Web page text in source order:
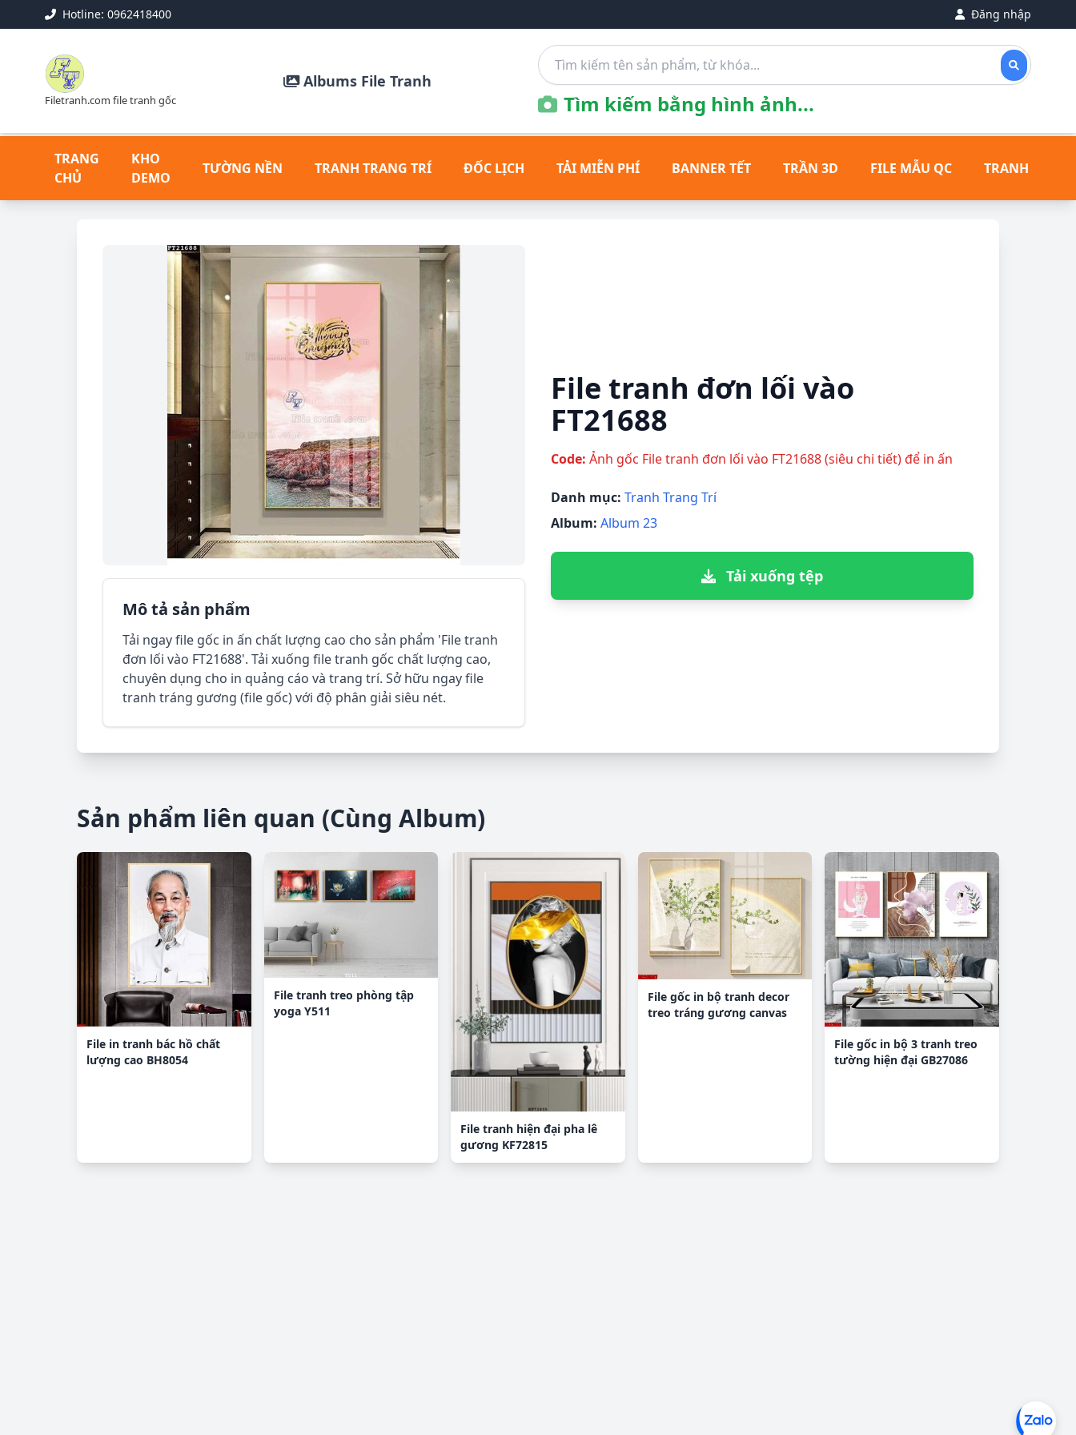
Hotline: 0962418400 Đăng nhập
Filetranh.com file tranh gốc
Albums File Tranh
Tìm kiếm bằng hình ảnh...
TRANG
CHỦ
KHO
DEMO
TƯỜNG NỀN TRANH TRANG TRÍ ĐỐC LỊCH TẢI MIỄN PHÍ BANNER TẾT TRẦN 3D FILE MẪU QC TRANH ĐỒNG
Mô tả sản phẩm
Tải ngay file gốc in ấn chất lượng cao cho sản phẩm 'File tranh
đơn lối vào FT21688'. Tải xuống file tranh gốc chất lượng cao,
chuyên dụng cho in quảng cáo và trang trí. Sở hữu ngay file
tranh tráng gương (file gốc) với độ phân giải siêu nét.
File tranh đơn lối vào
FT21688
Code: Ảnh gốc File tranh đơn lối vào FT21688 (siêu chi tiết) để in ấn
Danh mục: Tranh Trang Trí
Album: Album 23
Tải xuống tệp
Sản phẩm liên quan (Cùng Album)
File in tranh bác hồ chất
lượng cao BH8054
File tranh treo phòng tập
yoga Y511
File tranh hiện đại pha lê
gương KF72815
File gốc in bộ tranh decor
treo tráng gương canvas
File gốc in bộ 3 tranh treo
tường hiện đại GB27086